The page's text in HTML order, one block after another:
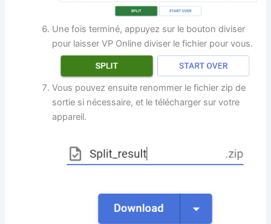
Une fois terminé, appuyez sur le bouton diviser
pour laisser VP Online diviser le fichier pour vous.
Vous pouvez ensuite renommer le fichier zip de
sortie si nécessaire, et le télécharger sur votre
appareil.